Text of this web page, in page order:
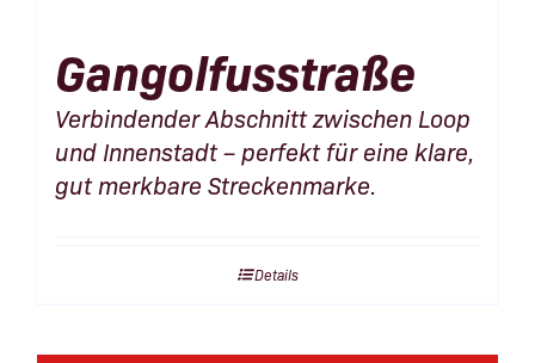
Gangolfusstraße
Verbindender Abschnitt zwischen Loop
und Innenstadt – perfekt für eine klare,
gut merkbare Streckenmarke.
Details